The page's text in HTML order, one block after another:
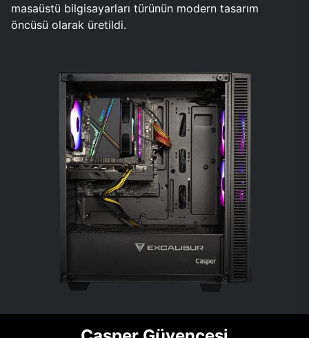
masaüstü bilgisayarları türünün modern tasarım
öncüsü olarak üretildi.